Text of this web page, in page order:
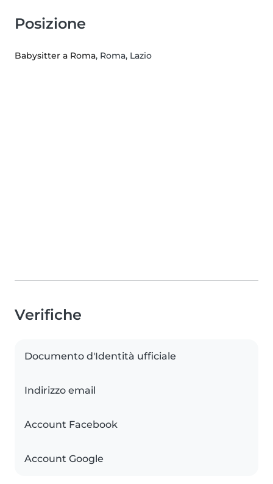
Posizione
Babysitter a Roma, Roma, Lazio
Verifiche
Documento d'Identità ufficiale
Indirizzo email
Account Facebook
Account Google